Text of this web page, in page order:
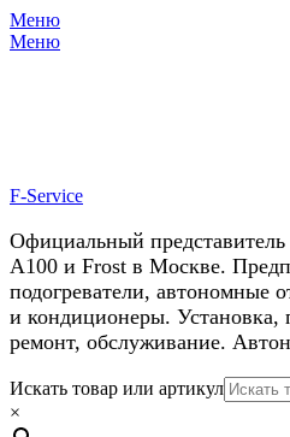
Меню
Меню
F-Service
Официальный представитель
А100 и Frost в Москве.
подогреватели, автономные
и кондиционеры. Установка,
ремонт, обслуживание.
Header
Right
Перейти
к
содержимому
Искать товар или артикул
×
У нас